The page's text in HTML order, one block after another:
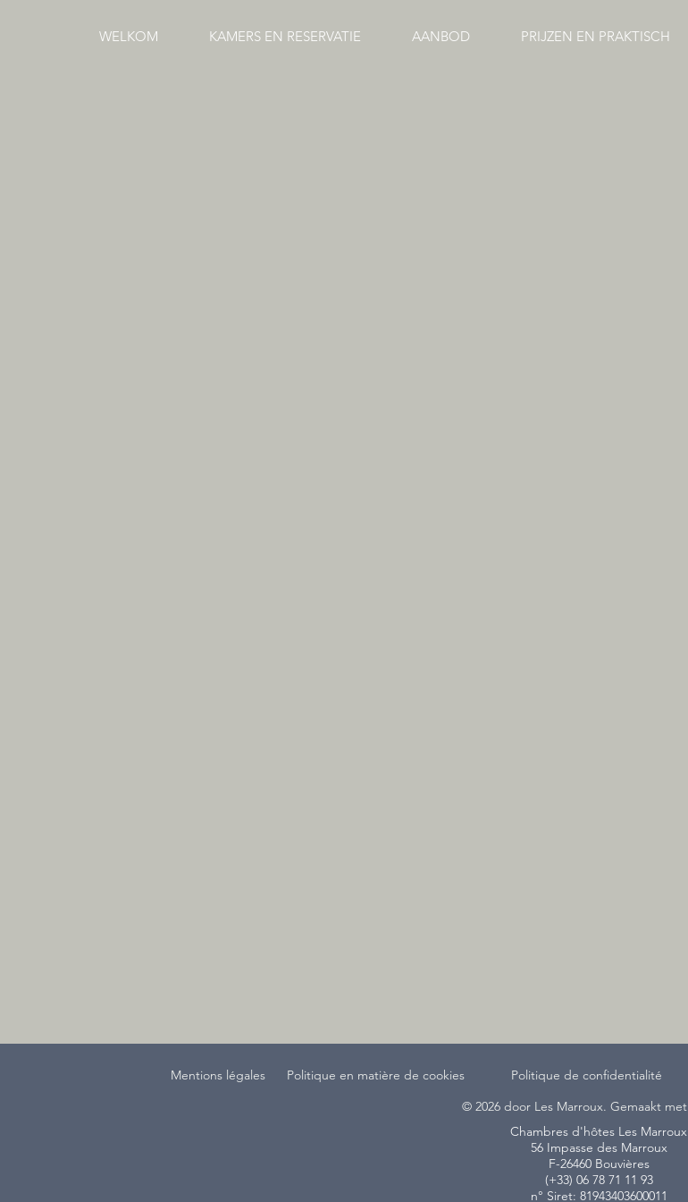
WELKOM KAMERS EN RESERVATIE AANBOD PRIJZEN EN PRAKTISCH
Mentions légales Politique en matière de cookies Politique de confidentialité
© 2026 door Les Marroux. Gemaakt met
Chambres d'hôtes Les Marroux
56 Impasse des Marroux
F-26460 Bouvières
(+33) 06 78 71 11 93
n° Siret: 81943403600011